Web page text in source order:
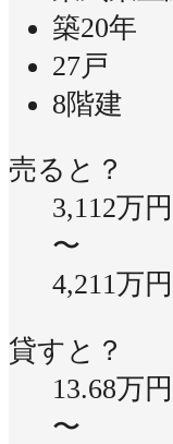
築20年
27戸
8階建
売ると？
3,112万円
〜
4,211万円
貸すと？
13.68万
〜